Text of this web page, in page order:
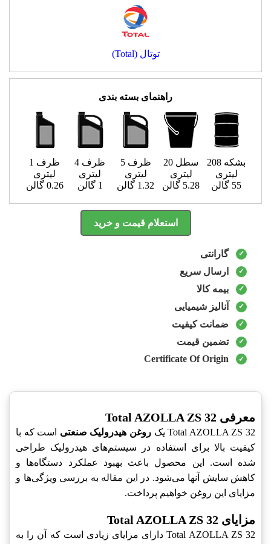
توتال (Total)
راهنمای بسته بندی
بشکه 208
لیتری
55 گالن
سطل 20
لیتری
5.28 گالن
ظرف 5
لیتری
1.32 گالن
ظرف 4
لیتری
1 گالن
ظرف 1
لیتری
0.26 گالن
استعلام قیمت و خرید
گارانتی
ارسال سریع
بیمه کالا
آنالیز شیمیایی
ضمانت کیفیت
تضمین قیمت
Certificate Of Origin
معرفی Total AZOLLA ZS 32
Total AZOLLA ZS 32 یک روغن هیدرولیک صنعتی است که با
کیفیت بالا برای استفاده در سیستم‌های هیدرولیک طراحی
شده است. این محصول باعث بهبود عملکرد دستگاه‌ها و
کاهش سایش آنها می‌شود. در این مقاله به بررسی ویژگی‌ها و
مزایای این روغن خواهیم پرداخت.
مزایای Total AZOLLA ZS 32
Total AZOLLA ZS 32 دارای مزایای زیادی است که آن را به